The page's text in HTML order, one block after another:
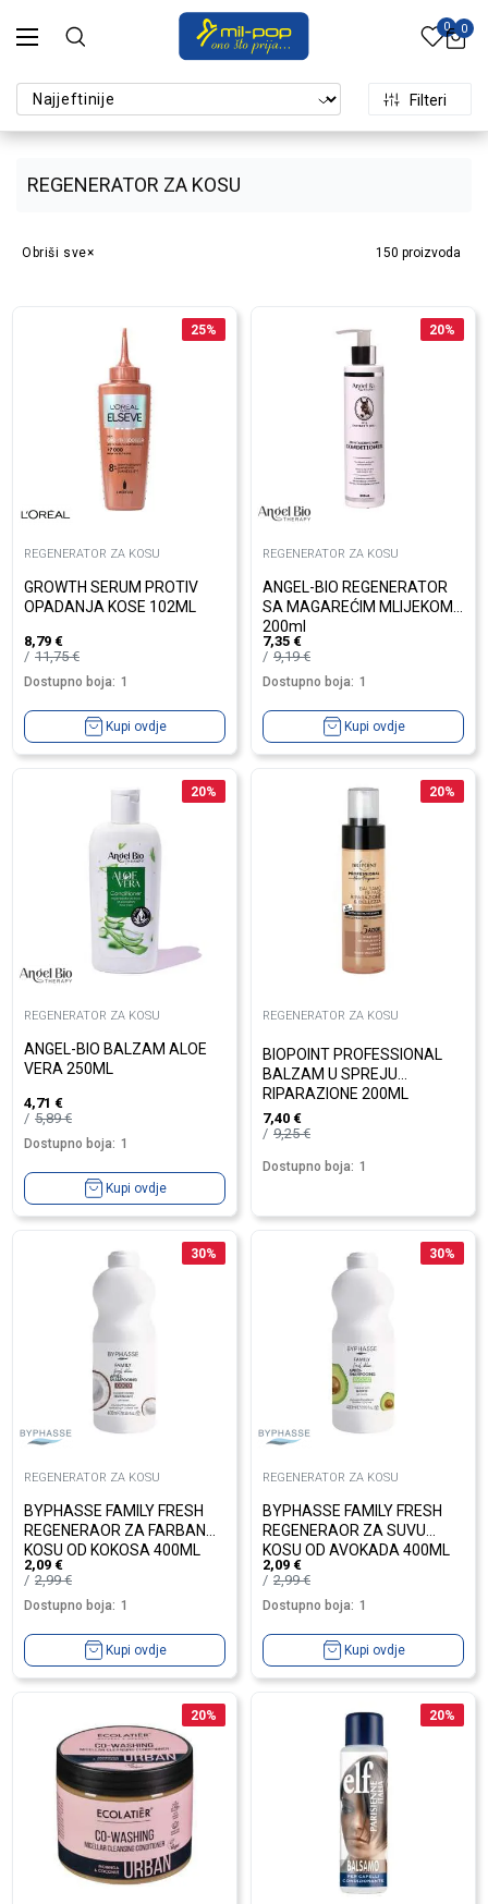
0 0
REGENERATOR ZA KOSU
Filteri
150 proizvoda
Obriši sve
25%
REGENERATOR ZA KOSU
GROWTH SERUM PROTIV
OPADANJA KOSE 102ML
8,79 €
11,75€
Dostupno boja: 1
Kupi ovdje
20%
REGENERATOR ZA KOSU
ANGEL-BIO REGENERATOR
SA MAGAREĆIM MLIJEKOM
200ml
7,35 €
9,19€
Dostupno boja: 1
Kupi ovdje
20%
REGENERATOR ZA KOSU
ANGEL-BIO BALZAM ALOE
VERA 250ML
4,71 €
5,89€
Dostupno boja: 1
Kupi ovdje
20%
REGENERATOR ZA KOSU
BIOPOINT PROFESSIONAL
BALZAM U SPREJU
RIPARAZIONE 200ML
7,40 €
9,25€
Dostupno boja: 1
30%
REGENERATOR ZA KOSU
BYPHASSE FAMILY FRESH
REGENERAOR ZA FARBANU
KOSU OD KOKOSA 400ML
2,09 €
2,99€
Dostupno boja: 1
Kupi ovdje
30%
REGENERATOR ZA KOSU
BYPHASSE FAMILY FRESH
REGENERAOR ZA SUVU
KOSU OD AVOKADA 400ML
2,09 €
2,99€
Dostupno boja: 1
Kupi ovdje
20% 20%